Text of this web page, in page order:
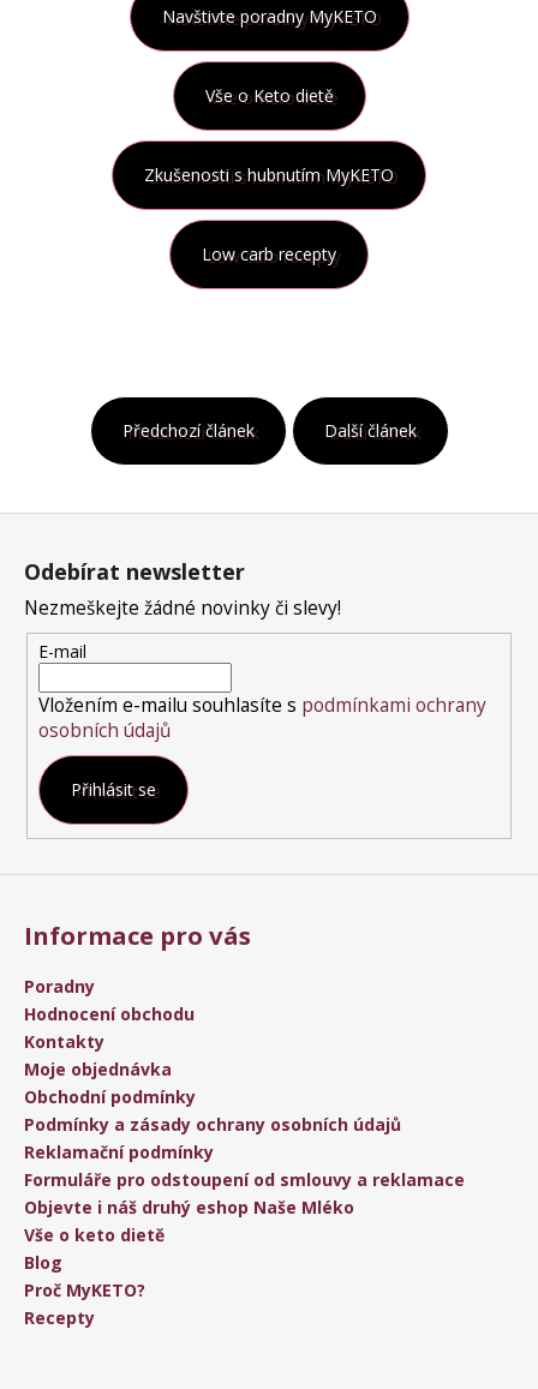
Navštivte poradny MyKETO
Vše o Keto dietě
Zkušenosti s hubnutím MyKETO
Low carb recepty
Předchozí článek Další článek
Odebírat newsletter
Nezmeškejte žádné novinky či slevy!
E-mail
Vložením e-mailu souhlasíte s podmínkami ochrany
osobních údajů
Přihlásit se
Informace pro vás
Poradny
Hodnocení obchodu
Kontakty
Moje objednávka
Obchodní podmínky
Podmínky a zásady ochrany osobních údajů
Reklamační podmínky
Formuláře pro odstoupení od smlouvy a reklamace
Objevte i náš druhý eshop Naše Mléko
Vše o keto dietě
Blog
Proč MyKETO?
Recepty